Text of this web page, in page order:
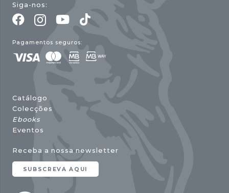
Siga-nos:
Pagamentos seguros:
Catálogo
Colecções
Ebooks
Eventos
Receba a nossa newsletter
SUBSCREVA AQUI